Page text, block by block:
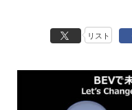
リスト